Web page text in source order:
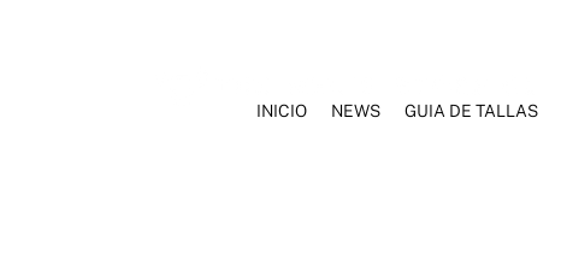
INICIO NEWS GUIA DE TALLAS